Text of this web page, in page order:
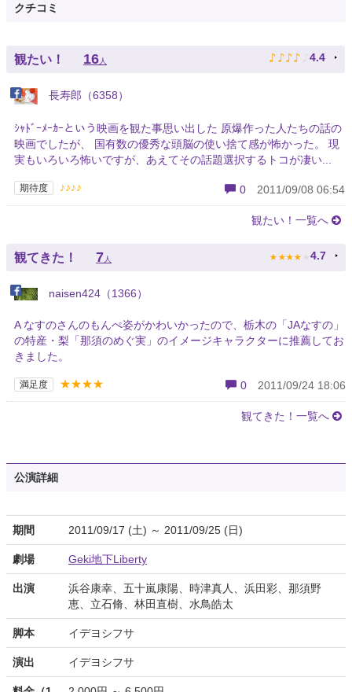
クチコミ
観たい！ 16人 ♪ ♪ ♪ ♪ ♪ 4.4
長寿郎（6358）
ｼｬﾄﾞｰﾒｰｶｰという映画を観た事思い出した 原爆作った人たちの話の
映画でしたが、 国有数の優秀な頭脳の使い捨て感が怖かった。 現
実もいろいろ怖いですが、あえてその話題選択するトコが凄い...
期待度 ♪♪♪♪ 0 2011/09/08 06:54
観たい！一覧へ
観てきた！ 7 人 ★ ★ ★ ★ ★ 4.7
naisen424（1366）
A なすのさんのもんぺ姿がかわいかったので、栃木の「JAなすの」
の特産・梨「那須のめぐ実」のイメージキャラクターに推薦してお
きました。
満足度 ★★★★ 0 2011/09/24 18:06
観てきた！一覧へ
公演詳細
期間 2011/09/17 (土) ～ 2011/09/25 (日)
劇場 Geki地下Liberty
出演
浜谷康幸、五十嵐康陽、時津真人、浜田彩、那須野
恵、立石脩、林田直樹、水鳥皓太
脚本 イデヨシフサ
演出 イデヨシフサ